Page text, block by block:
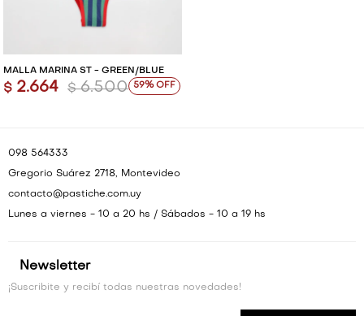
MALLA MARINA ST - GREEN/BLUE
$ 2.664 $ 6.500 59
Newsletter
¡Suscribite y recibí todas nuestras novedades!
098 564333
Gregorio Suárez 2718, Montevideo
contacto@pastiche.com.uy
Lunes a viernes - 10 a 20 hs / Sábados - 10 a 19 hs